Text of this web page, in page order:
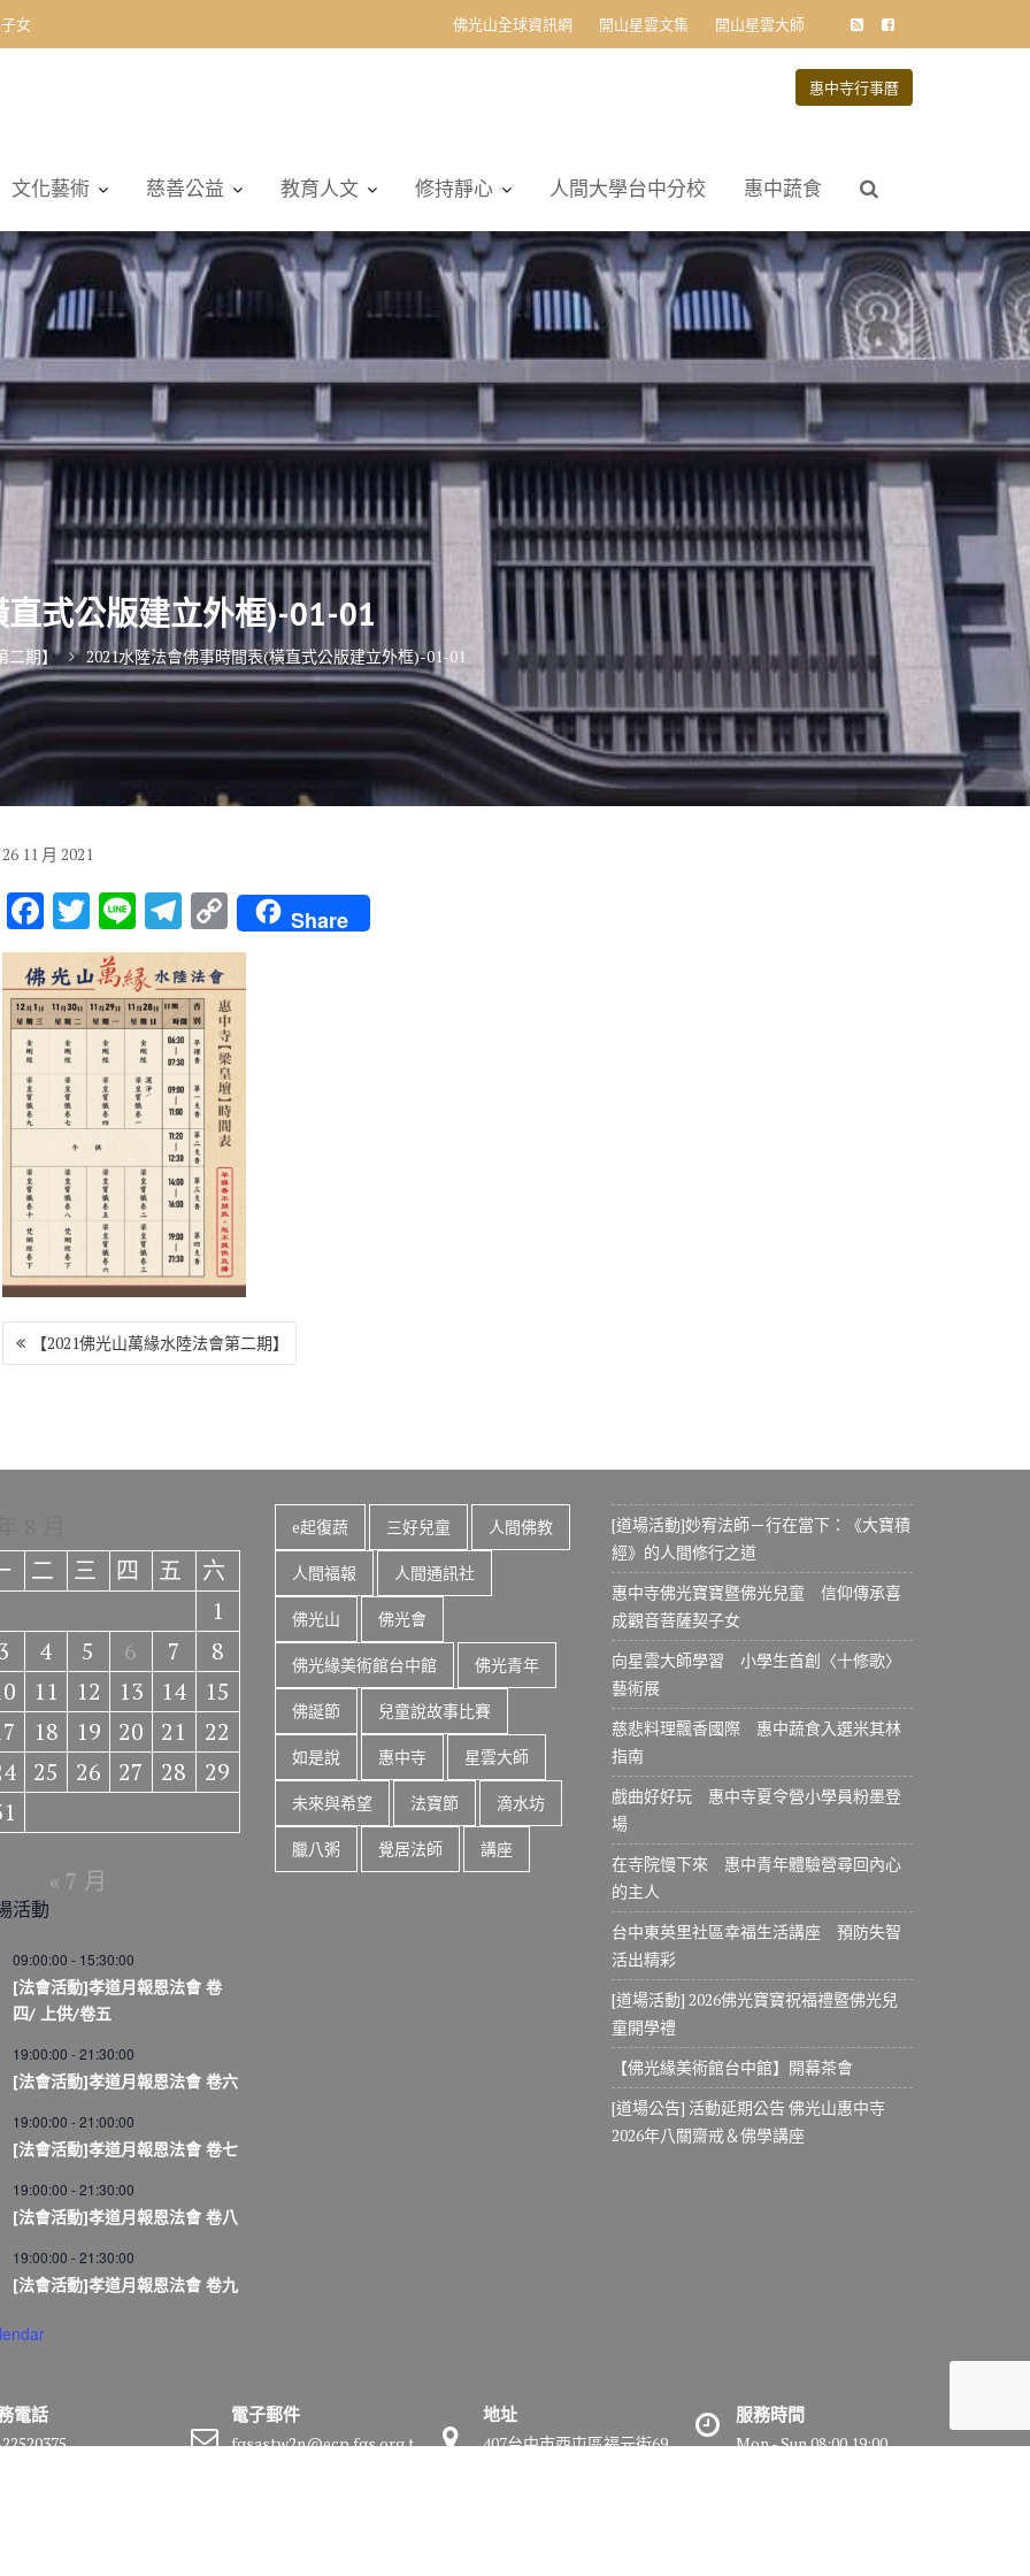
女 佛光山全球資訊網 開山星雲文集 開山星雲大師
惠中寺行事曆
文化藝術 慈善公益 教育人文 修持靜心 人間大學台中分校 惠中蔬食
式公版建立外框)-01-01
二期】 2021水陸法會佛事時間表(橫直式公版建立外框)-01-01
26 11 月 2021
F
ac
e
b
k
T
w
it
te
r
Li
n
e
T
el
e
gr
a
m
C
o
p
y
Li
n
k
Share
文
章
【2021佛光山萬緣水陸法會第二期】
二 三 四 五
六
1
4 5 6 7
8
11 12 13 14
15
18 19 20 21
22
25 26 27 28
29
« 7 月
活動
09:00:00 - 15:30:00
[法會活動]孝道月報恩法會 卷
四/ 上供/卷五
19:00:00 -21:30:00
[法會活動]孝道月報恩法會 卷六
19:00:00 -21:00:00
[法會活動]孝道月報恩法會 卷七
19:00:00 -21:30:00
[法會活動]孝道月報恩法會 卷八
19:00:00 -21:30:00
[法會活動]孝道月報恩法會 卷九
e起復蔬 三好兒童 人間佛教
人間福報 人間通訊社
佛光山 佛光會
佛光緣美術館台中館 佛光青年
佛誕節 兒童說故事比賽
如是說 惠中寺 星雲大師
未來與希望 法寶節 滴水坊
臘八粥 覺居法師 講座
[道場活動]妙宥法師－行在當下：《大寶積
經》的人間修行之道
惠中寺佛光寶寶暨佛光兒童 信仰傳承喜
成觀音菩薩契子女
向星雲大師學習 小學生首創〈十修歌〉
藝術展
慈悲料理飄香國際 惠中蔬食入選米其林
指南
戲曲好好玩 惠中寺夏令營小學員粉墨登
場
在寺院慢下來 惠中青年體驗營尋回內心
的主人
台中東英里社區幸福生活講座 預防失智
活出精彩
[道場活動] 2026佛光寶寶祝福禮暨佛光兒
童開學禮
【佛光緣美術館台中館】開幕茶會
[道場公告] 活動延期公告 佛光山惠中寺
2026年八關齋戒＆佛學講座
電話
電子郵件
fgsastw2n@ecp.fgs.org.t
地址
407台中市西屯區福元街69
服務時間
Mon - Sun 08:00 19:00